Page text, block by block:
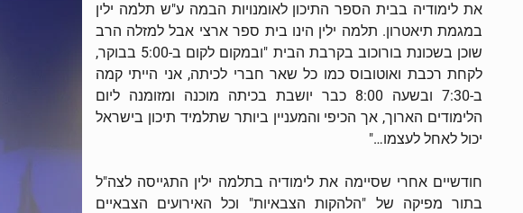
את לימודיה בבית הספר התיכון לאומנויות הבמה ע"ש תלמה ילין
במגמת תיאטרון. תלמה ילין הינו בית ספר ארצי אבל למזלה הרב
שוכן בשכונת בורוכוב בקרבת הבית "ובמקום לקום ב-5:00 בבוקר,
לקחת רכבת ואוטובוס כמו כל שאר חברי לכיתה, אני הייתי קמה
ב-7:30 ובשעה 8:00 כבר יושבת בכיתה מוכנה ומזומנה ליום
הלימודים הארוך, אך הכיפי והמעניין ביותר שתלמיד תיכון בישראל
יכול לאחל לעצמו…"
חודשיים אחרי שסיימה את לימודיה בתלמה ילין התגייסה לצה"ל
בתור מפיקה של "הלהקות הצבאיות" וכל האירועים הצבאיים